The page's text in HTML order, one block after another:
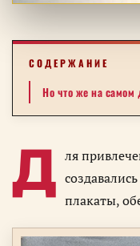
СОДЕРЖАНИЕ
Но что же на самом
Д ля
плакаты,